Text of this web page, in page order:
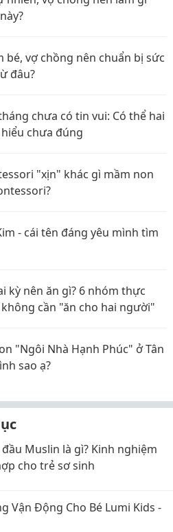
bé, vợ chồng nên chuẩn bị sức
đâu?
chưa có tin vui: Có thể hai
chưa đúng
"xịn" khác gì mầm non
- cái tên đáng yêu mình tìm
kỳ nên ăn gì? 6 nhóm thực
cần "ăn cho hai người"
"Ngôi Nhà Hạnh Phúc" ở Tân
sao ạ?
Muslin là gì? Kinh nghiệm
cho trẻ sơ sinh
Vận Động Cho Bé Lumi Kids -